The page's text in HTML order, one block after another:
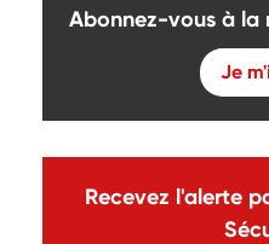
Abonnez-vous à la
Je
Recevez l'alerte